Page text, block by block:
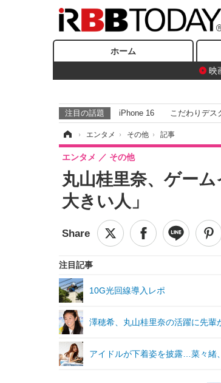
ホーム
映
注目の話題 iPhone 16 こだわりデス
› エンタメ › その他 › 記事
丸山桂里奈、ゲー
大きい人」
エンタメ その他
注目記事
10G光回線導入レポ
澤穂希、丸山桂里奈の活躍に先輩
アイドルが下着姿を披露…菜々緒